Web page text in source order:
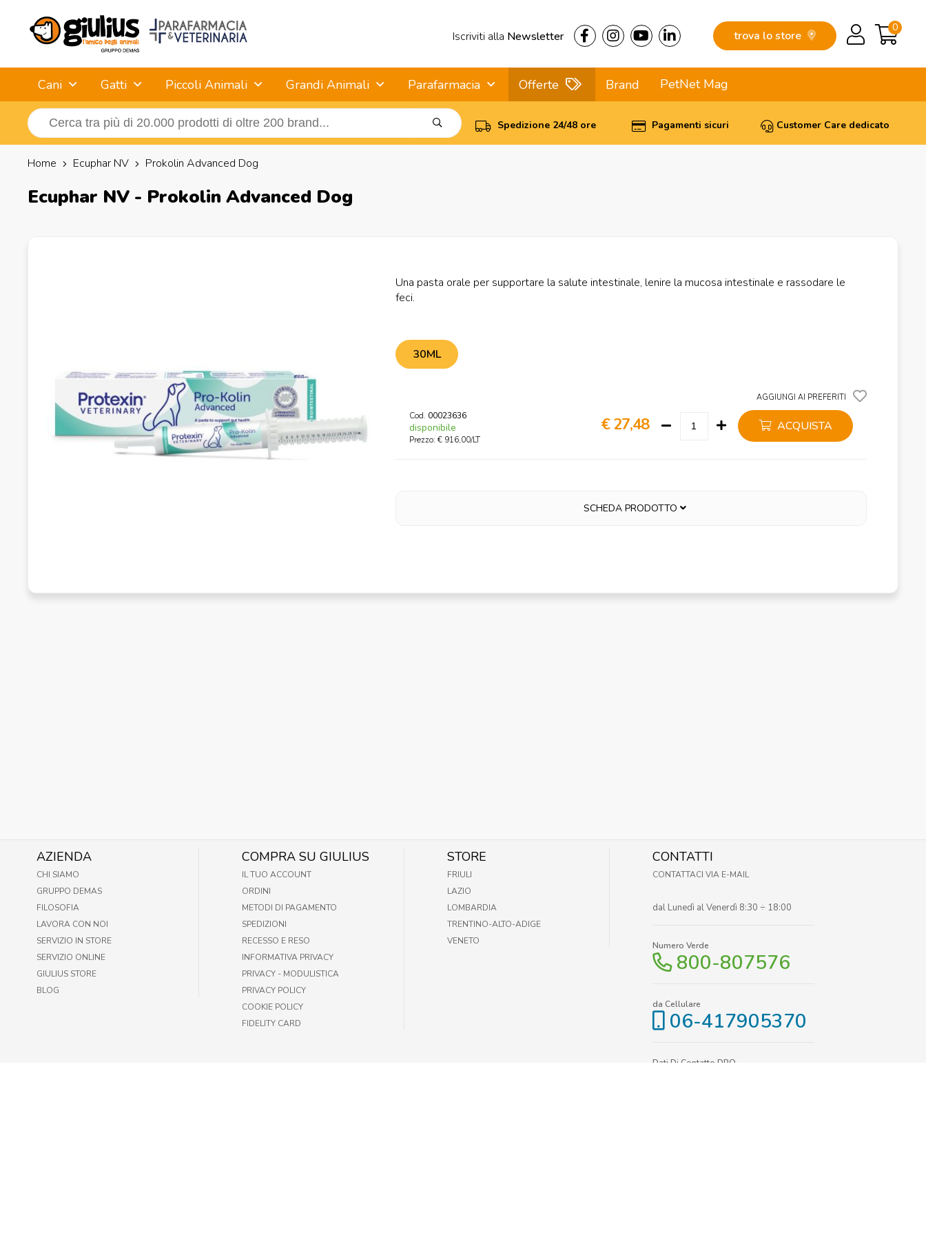
Iscriviti alla Newsletter trova lo store
0
Cani Gatti Piccoli Animali Grandi Animali Parafarmacia Offerte Brand PetNet Mag
Spedizione 24/48 ore Pagamenti sicuri Customer Care dedicato
Home Ecuphar NV Prokolin Advanced Dog
Ecuphar NV - Prokolin Advanced Dog
Una pasta orale per supportare la salute intestinale, lenire la mucosa intestinale e rassodare le
feci.
30ML
AGGIUNGI AI PREFERITI
Cod. 00023636
disponibile
Prezzo: € 916,00/LT
€ 27,48 ACQUISTA
SCHEDA PRODOTTO
AZIENDA
CHI SIAMO
GRUPPO DEMAS
FILOSOFIA
LAVORA CON NOI
SERVIZIO IN STORE
SERVIZIO ONLINE
GIULIUS STORE
BLOG
COMPRA SU GIULIUS
IL TUO ACCOUNT
ORDINI
METODI DI PAGAMENTO
SPEDIZIONI
RECESSO E RESO
INFORMATIVA PRIVACY
PRIVACY - MODULISTICA
PRIVACY POLICY
COOKIE POLICY
FIDELITY CARD
STORE
FRIULI
LAZIO
LOMBARDIA
TRENTINO-ALTO-ADIGE
VENETO
CONTATTI
CONTATTACI VIA E-MAIL
dal Lunedì al Venerdì 8:30 ÷ 18:00
Numero Verde
800-807576
da Cellulare
06-417905370
Dati Di Contatto DPO